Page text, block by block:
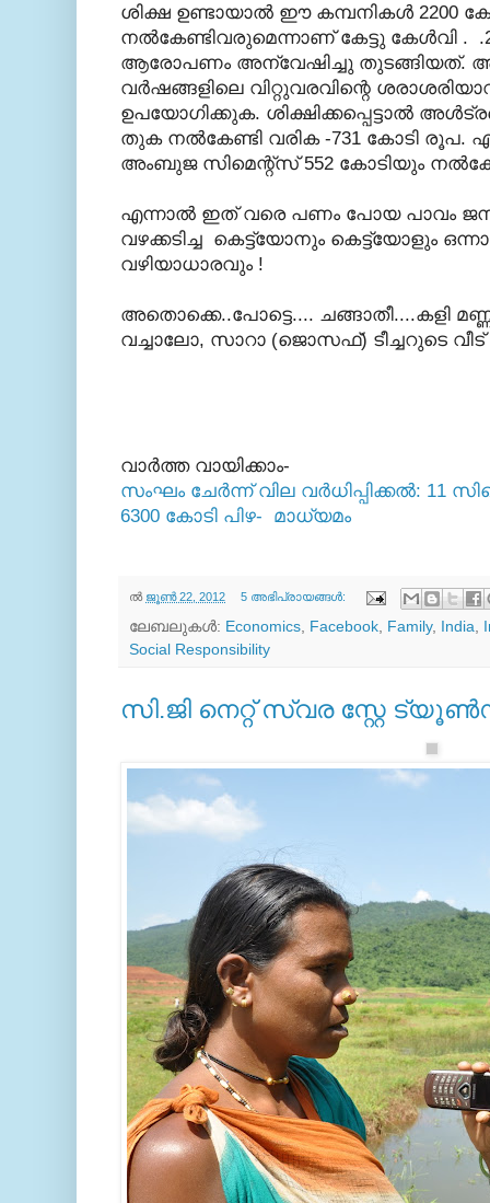
ശിക്ഷ ഉണ്ടായാല്‍ ഈ കമ്പനികള്‍ 2200
നല്‍കേണ്ടിവരുമെന്നാണ് കേട്ടു കേള്‍വി
ആരോപണം അന്വേഷിച്ചു തുടങ്ങിയത്.
വര്‍ഷങ്ങളിലെ വിറ്റുവരവിന്റെ
ഉപയോഗിക്കുക. ശിക്ഷിക്കപ്പെട്ടാല്‍
തുക നല്‍കേണ്ടി വരിക -731 കോടി രൂപ.
അംബുജ സിമെന്റ്സ് 552 കോടിയും
എന്നാല്‍ ഇത്‌ വരെ പണം പോയ പാവം
വഴക്കടിച്ച കെട്ട്യോനും കെട്ട്യോളും
വഴിയാധാരവും !
അതൊക്കെ..പോട്ടെ.... ചങ്ങാതീ....കളി
വച്ചാലോ, സാറാ (ജൊസഫ്) ടീച്ചറുടെ
വാര്‍ത്ത വായിക്കാം-
സംഘം ചേര്‍ന്ന് വില വര്‍ധിപ്പിക്കല്‍: 11
6300 കോടി പിഴ- മാധ്യമം
ല്‍ ജൂൺ 22, 2012 5 അഭിപ്രായങ്ങൾ:
ലേബലുകള്‍: Economics Facebook Family, India
Social Responsibility
സി.ജി നെറ്റ് സ്വര സ്റ്റേ